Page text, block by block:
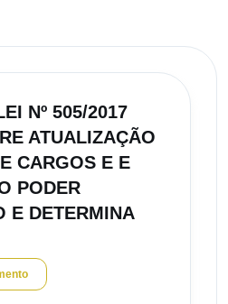
Nº 505/2017
ATUALIZAÇÃO
CARGOS E E
PODER
E DETERMINA